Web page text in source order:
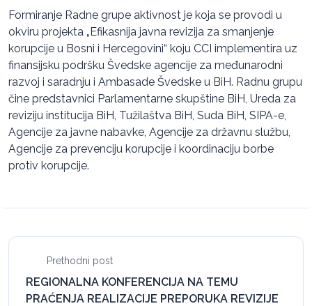
Formiranje Radne grupe aktivnost je koja se provodi u
okviru projekta „Efikasnija javna revizija za smanjenje
korupcije u Bosni i Hercegovini“ koju CCI implementira uz
finansijsku podršku Švedske agencije za međunarodni
razvoj i saradnju i Ambasade Švedske u BiH. Radnu grupu
čine predstavnici Parlamentarne skupštine BiH, Ureda za
reviziju institucija BiH, Tužilaštva BiH, Suda BiH, SIPA-e,
Agencije za javne nabavke, Agencije za državnu službu,
Agencije za prevenciju korupcije i koordinaciju borbe
protiv korupcije.
Prethodni post
REGIONALNA KONFERENCIJA NA TEMU
PRAĆENJA REALIZACIJE PREPORUKA REVIZIJE